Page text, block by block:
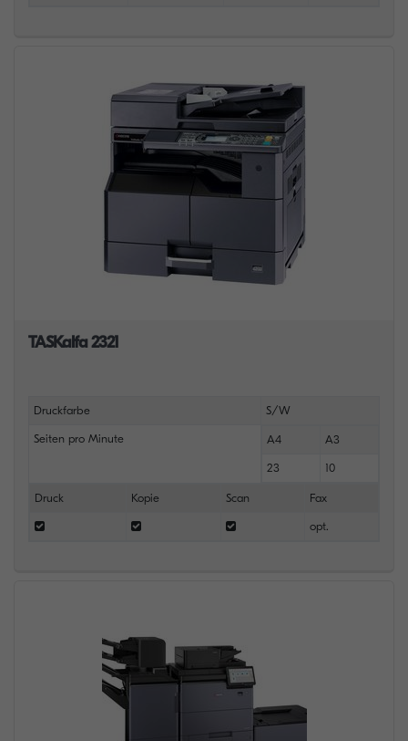
TASKalfa 2321
Druckfarbe S/W
Seiten pro Minute A4 A3
23 10
Druck Kopie Scan Fax
opt.